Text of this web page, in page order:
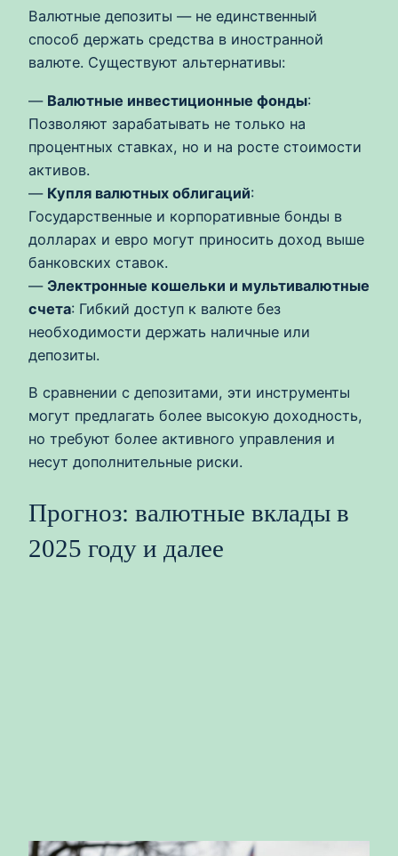
Валютные депозиты — не единственный
способ держать средства в иностранной
валюте. Существуют альтернативы:
— Валютные инвестиционные фонды:
Позволяют зарабатывать не только на
процентных ставках, но и на росте стоимости
активов.
— Купля валютных облигаций:
Государственные и корпоративные бонды в
долларах и евро могут приносить доход выше
банковских ставок.
— Электронные кошельки и мультивалютные
счета: Гибкий доступ к валюте без
необходимости держать наличные или
депозиты.
В сравнении с депозитами, эти инструменты
могут предлагать более высокую доходность,
но требуют более активного управления и
несут дополнительные риски.
Прогноз: валютные вклады в
2025 году и далее